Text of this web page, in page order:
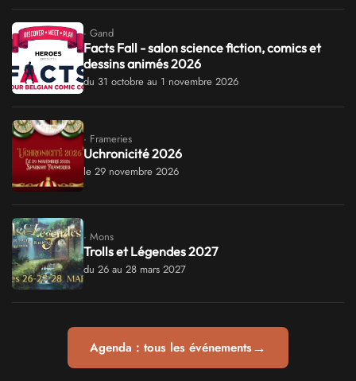
· Gand
Facts Fall - salon science fiction, comics et
dessins animés 2026
du 31 octobre au 1 novembre 2026
· Frameries
Uchronicité 2026
le 29 novembre 2026
· Mons
Trolls et Légendes 2027
du 26 au 28 mars 2027
Agenda : tous les événements→